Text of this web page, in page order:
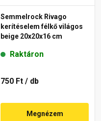
Semmelrock Rivago
kerítéselem félkő világos
beige 20x20x16 cm
Raktáron
750 Ft / db
Megnézem